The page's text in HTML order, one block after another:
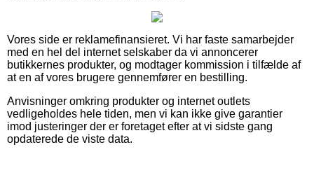
Vores side er reklamefinansieret. Vi har faste samarbejder
med en hel del internet selskaber da vi annoncerer
butikkernes produkter, og modtager kommission i tilfælde af
at en af vores brugere gennemfører en bestilling.
Anvisninger omkring produkter og internet outlets
vedligeholdes hele tiden, men vi kan ikke give garantier
imod justeringer der er foretaget efter at vi sidste gang
opdaterede de viste data.